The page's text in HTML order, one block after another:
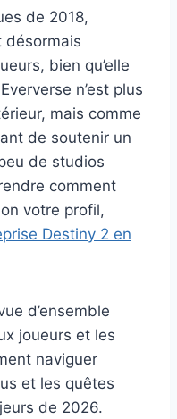
de 2018,
désormais
bien qu’elle
n’est plus
mais comme
de soutenir un
de studios
comment
votre profil,
Destiny 2 en
d’ensemble
joueurs et les
naviguer
et les quêtes
de 2026.